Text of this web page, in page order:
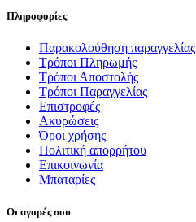
Πληροφορίες
Παρακολούθηση παραγγελίας
Τρόποι Πληρωμής
Τρόποι Αποστολής
Τρόποι Παραγγελίας
Επιστροφές
Ακυρώσεις
Όροι χρήσης
Πολιτική απορρήτου
Επικοινωνία
Μπαταρίες
Οι αγορές σου